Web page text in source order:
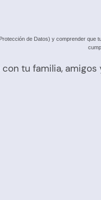
de Datos) y comprender
tu familia,